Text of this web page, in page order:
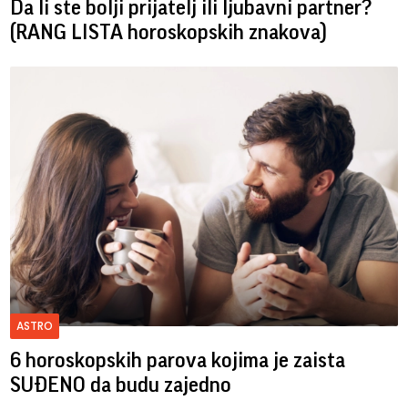
Da li ste bolji prijatelj ili ljubavni partner?
(RANG LISTA horoskopskih znakova)
ASTRO
6 horoskopskih parova kojima je zaista
SUĐENO da budu zajedno